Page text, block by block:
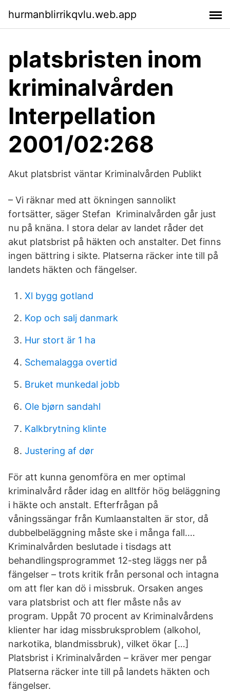
hurmanblirrikqvlu.web.app
platsbristen inom
kriminalvården
Interpellation
2001/02:268
Akut platsbrist väntar Kriminalvården Publikt
– Vi räknar med att ökningen sannolikt
fortsätter, säger Stefan Kriminalvården går just
nu på knäna. I stora delar av landet råder det
akut platsbrist på häkten och anstalter. Det finns
ingen bättring i sikte. Platserna räcker inte till på
landets häkten och fängelser.
Xl bygg gotland
Kop och salj danmark
Hur stort är 1 ha
Schemalagga overtid
Bruket munkedal jobb
Ole bjørn sandahl
Kalkbrytning klinte
Justering af dør
För att kunna genomföra en mer optimal
kriminalvård råder idag en alltför hög beläggning
i häkte och anstalt. Efterfrågan på
våningssängar från Kumlaanstalten är stor, då
dubbelbeläggning måste ske i många fall.…
Kriminalvården beslutade i tisdags att
behandlingsprogrammet 12-steg läggs ner på
fängelser – trots kritik från personal och intagna
om att fler kan dö i missbruk. Orsaken anges
vara platsbrist och att fler måste nås av
program. Uppåt 70 procent av Kriminalvårdens
klienter har idag missbruksproblem (alkohol,
narkotika, blandmissbruk), vilket ökar […]
Platsbrist i Kriminalvården – kräver mer pengar
Platserna räcker inte till på landets häkten och
fängelser.